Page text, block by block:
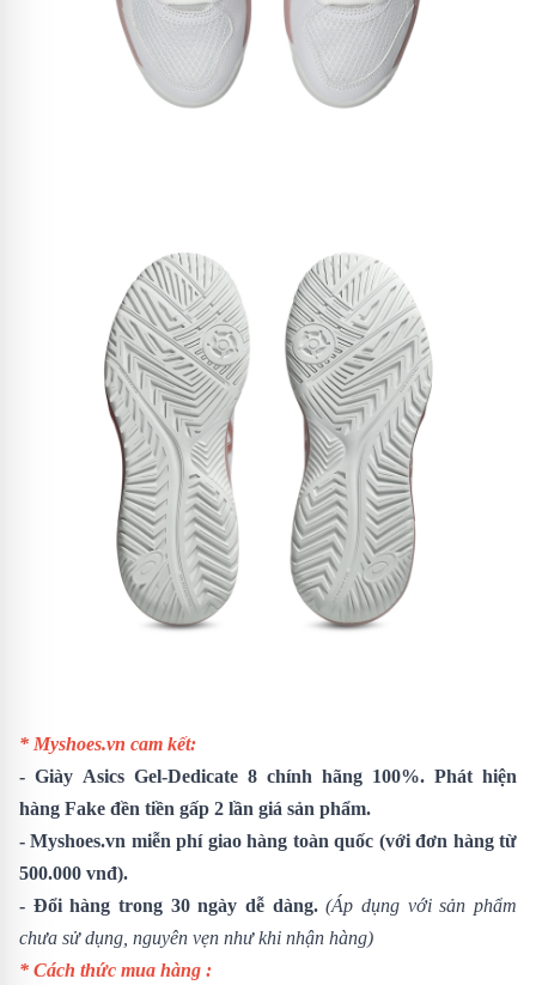
* Myshoes.vn cam kết:
- Giày Asics Gel-Dedicate 8 chính hãng 100%. Phát hiện
hàng Fake đền tiền gấp 2 lần giá sản phẩm.
- Myshoes.vn miễn phí giao hàng toàn quốc (với đơn hàng từ
500.000 vnđ).
- Đổi hàng trong 30 ngày dễ dàng.(Áp dụng với sản phẩm
chưa sử dụng, nguyên vẹn như khi nhận hàng)
* Cách thức mua hàng :